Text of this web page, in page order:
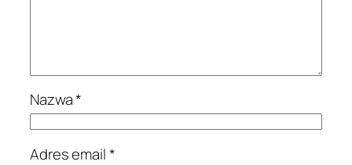
Nazwa*
Adres email*